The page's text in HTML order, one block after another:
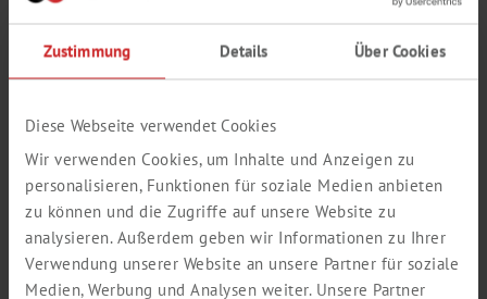
Zustimmung Details Über Cookies
Diese Webseite verwendet Cookies
Wir verwenden Cookies, um Inhalte und Anzeigen zu
personalisieren, Funktionen für soziale Medien anbieten
zu können und die Zugriffe auf unsere Website zu
analysieren. Außerdem geben wir Informationen zu Ihrer
Verwendung unserer Website an unsere Partner für soziale
Medien, Werbung und Analysen weiter. Unsere Partner
Sie sind noch kein Th. Geyer-Kunde oder Sie haben noch keinen
Zugang zum Webshop ?
Hier geht es zur Registrierung
Eine kleine Auswahl aus unserem Lieferprogramm: